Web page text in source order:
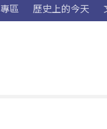
區 歷史上的今天